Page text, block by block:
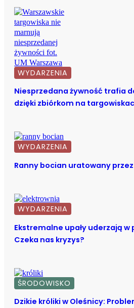
WYDARZENIA
Niesprzedana żywność trafia
dzięki zbiórkom na
WYDARZENIA
Ranny bocian uratowany
WYDARZENIA
Ekstremalne upały uderzają
Czeka nas kryzys?
ŚRODOWISKO
Dzikie króliki w Oleśnicy: